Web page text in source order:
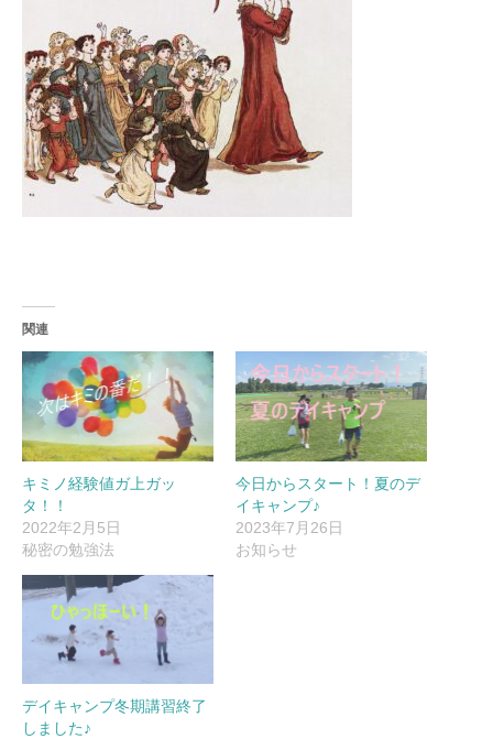
関連
キミノ経験値ガ上ガッ
タ！！
2022年2月5日
秘密の勉強法
今日からスタート！夏のデ
イキャンプ♪
2023年7月26日
お知らせ
デイキャンプ冬期講習終了
しました♪